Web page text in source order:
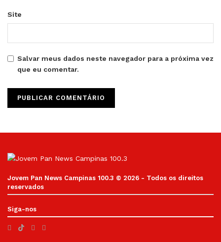
Site
Salvar meus dados neste navegador para a próxima vez
que eu comentar.
Jovem Pan News Campinas 100.3 © 2026 - Todos os direitos
reservados
Siga-nos